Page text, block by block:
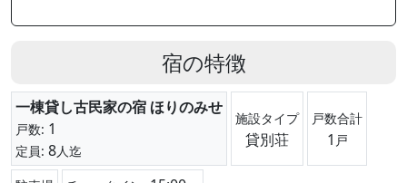
宿の特徴
一棟貸し古民家の宿 ほりのみせ
戸数: 1
定員: 8人迄
施設タイプ
貸別荘
戸数合計
1 戸